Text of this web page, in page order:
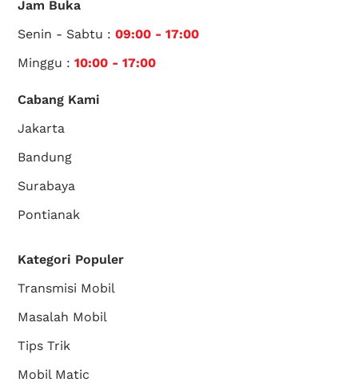
Jam Buka
Senin - Sabtu :09:00 - 17:00
Minggu :10:00 - 17:00
Cabang Kami
Jakarta
Bandung
Surabaya
Pontianak
Kategori Populer
Transmisi Mobil
Masalah Mobil
Tips Trik
Mobil Matic